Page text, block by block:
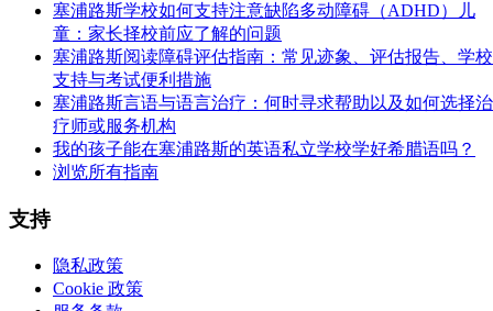
塞浦路斯学校如何支持注意缺陷多动障碍（ADHD）儿
童：家长择校前应了解的问题
塞浦路斯阅读障碍评估指南：常见迹象、评估报告、学校
支持与考试便利措施
塞浦路斯言语与语言治疗：何时寻求帮助以及如何选择治
疗师或服务机构
我的孩子能在塞浦路斯的英语私立学校学好希腊语吗？
浏览所有指南
支持
隐私政策
Cookie 政策